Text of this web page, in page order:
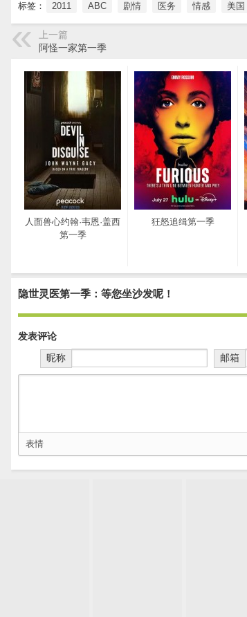
标签： 2011 ABC 剧情 医务 情感 美国
上一篇
阿怪一家第一季
人面兽心约翰·韦恩·盖西
第一季
狂怒追缉第一季
隐世灵医第一季：等您坐沙发呢！
发表评论
昵称
邮箱
表情